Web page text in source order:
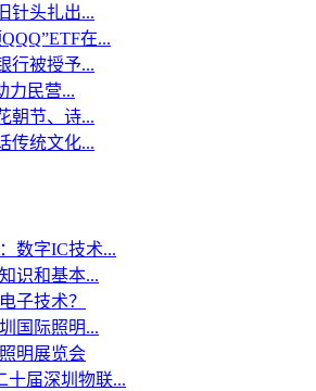
针头扎出...
在...
行被授予...
力民营...
朝节、诗...
传统文化...
数字IC技术...
识和基本...
子技术？
国际照明...
明展览会
十届深圳物联...